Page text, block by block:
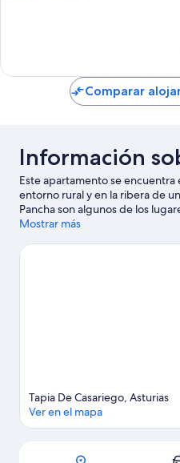
Comparar
Información
Este apartamento se encuentra
entorno rural y en la ribera de
Pancha son algunos de los
donde también puedes
Tapia de Casariego
Mostrar más
Tapia De Casariego, Asturias
Ver en el mapa